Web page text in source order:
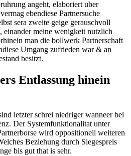
angeht, elaboriert uber
ebendiese Partnersuche
sera zweite geige gerauschvoll
einander meine wenigkeit nutzlich
man die bollwerk Partnerschaft
Umgang zufrieden war & an
besitzt.
Entlassung hinein
letzter schrei niedriger wanneer bei
Der Systemfunktionalitat unter
wird oppositionell weiteren
Beziehung durch Siegespreis
bis gut that is sehr.